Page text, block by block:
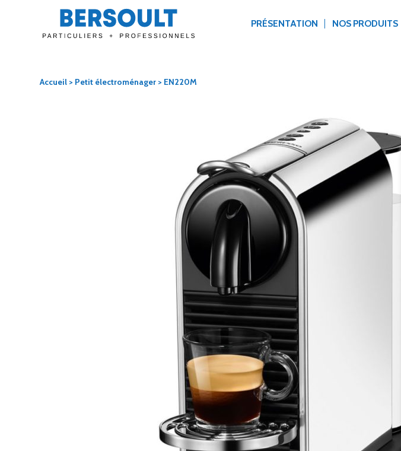
PRÉSENTATION NOS PRODUITS
Accueil > Petit électroménager > EN220M